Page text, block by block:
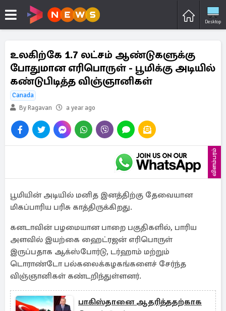
Desktop
உலகிற்கே 1.7 லட்சம் ஆண்டுகளுக்கு
போதுமான எரிபொருள் - பூமிக்கு அடியில்
கண்டுபிடித்த விஞ்ஞானிகள்
Canada
By Ragavan
a year ago
விளம்பரம்
பூமியின் அடியில் மனித இனத்திற்கு தேவையான
மிகப்பாரிய பரிசு காத்திருக்கிறது.
கனடாவின் பழமையான பாறை பகுதிகளில், பாரிய
அளவில் இயற்கை ஹைட்ரஜன் எரிபொருள்
இருப்பதாக ஆக்ஸ்போர்டு, டர்ஹாம் மற்றும்
டொராண்டோ பல்கலைக்கழகங்களைச் சேர்ந்த
விஞ்ஞானிகள் கண்டறிந்துள்ளனர்.
பாகிஸ்தானை ஆதரித்ததற்காக